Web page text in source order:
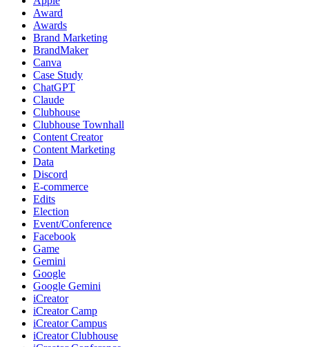
Award
Awards
Brand Marketing
BrandMaker
Canva
Case Study
ChatGPT
Claude
Clubhouse
Clubhouse Townhall
Content Creator
Content Marketing
Data
Discord
E-commerce
Edits
Election
Event/Conference
Facebook
Game
Gemini
Google
Google Gemini
iCreator
iCreator Camp
iCreator Campus
iCreator Clubhouse